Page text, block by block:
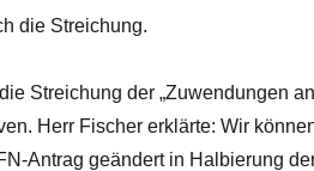
die Streichung.
Streichung der „Zuwendungen an
Herr Fischer erklärte: Wir
Antrag geändert in Halbierung